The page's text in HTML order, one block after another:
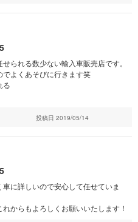
5
られる数少ない輸入車販売店です。
よくあそびに行きます笑
る
投稿日 2019/05/14
5
に詳しいので安心して任せていま
からもよろしくお願いいたします！